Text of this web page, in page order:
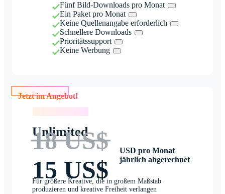
Fünf Bild-Downloads pro Monat
Ein Paket pro Monat
Keine Quellenangabe erforderlich
Schnellere Downloads
Prioritätssupport
Keine Werbung
Jetzt im Angebot!
Unlimited
18 US$
15 US$
USD pro Monat
jährlich abgerechnet
Für größere Kreative, die in großem Maßstab
produzieren und kreative Freiheit verlangen